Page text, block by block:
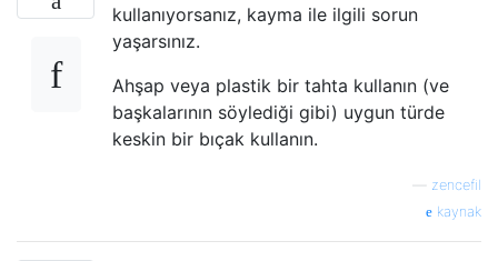
kullanıyorsanız, kayma ile ilgili sorun
yaşarsınız.
Ahşap veya plastik bir tahta kullanın (ve
başkalarının söylediği gibi) uygun türde
keskin bir bıçak kullanın.
zencefil
kaynak